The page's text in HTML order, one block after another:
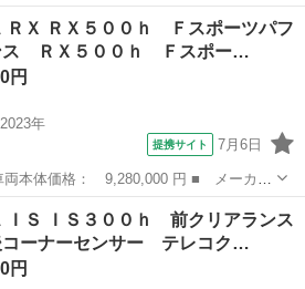
： ＧＸ ■ グレード名： ＧＸ５５
ラマルーフ 内装サドルタン デジタル
ＲＸ ＲＸ５００ｈ Ｆスポーツパフ
ス ＲＸ５００ｈ Ｆスポー…
円
2023年
提携サイト 7月6日
ＲＸ ■ グレード名： ＲＸ５００
ス ＲＸ５００ｈ Ｆスポーツパフォー
ＩＳ ＩＳ３００ｈ 前クリアランス
コーナーセンサー テレコク…
円